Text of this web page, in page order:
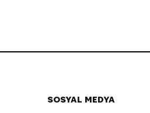
SOSYAL MEDYA